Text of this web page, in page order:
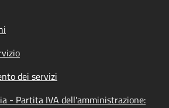
dei servizi
- Partita IVA dell'amministrazione: